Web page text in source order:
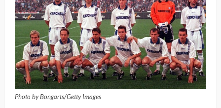
Photo by Bongarts/Getty Images